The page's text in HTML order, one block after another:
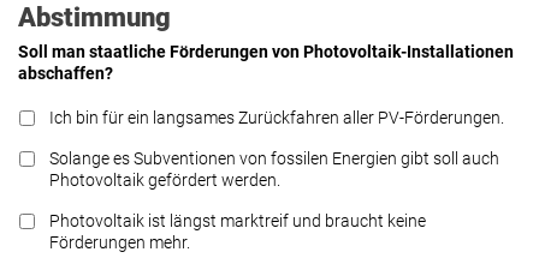
Abstimmung
Soll man staatliche Förderungen von Photovoltaik-Installationen
abschaffen?
Ich bin für ein langsames Zurückfahren aller PV-Förderungen.
Solange es Subventionen von fossilen Energien gibt soll auch
Photovoltaik gefördert werden.
Photovoltaik ist längst marktreif und braucht keine
Förderungen mehr.